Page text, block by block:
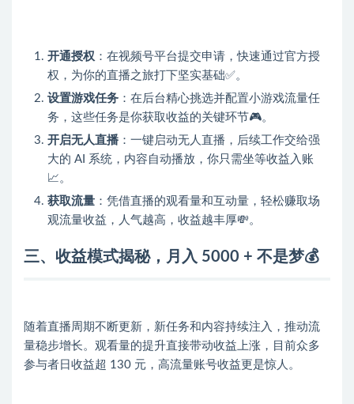
开通授权 ：在视频号平台提交申请，快速通过官方授
权，为你的直播之旅打下坚实基础✅。
设置游戏任务 ：在后台精心挑选并配置小游戏流量任
务，这些任务是你获取收益的关键环节🎮。
开启无人直播 ：一键启动无人直播，后续工作交给强
大的 AI 系统，内容自动播放，你只需坐等收益入账
📈。
获取流量 ：凭借直播的观看量和互动量，轻松赚取场
观流量收益，人气越高，收益越丰厚💸。
三、收益模式揭秘，月入 5000 + 不是梦💰
随着直播周期不断更新，新任务和内容持续注入，推动流
量稳步增长。观看量的提升直接带动收益上涨，目前众多
参与者日收益超 130 元，高流量账号收益更是惊人。